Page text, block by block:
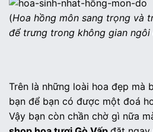
(Hoa hồng môn sang trọng và
để trưng trong không gian ngôi
Trên là những loài hoa đẹp mà
bạn để bạn có được một đoá
Vậy bạn còn chần chờ gì nữa